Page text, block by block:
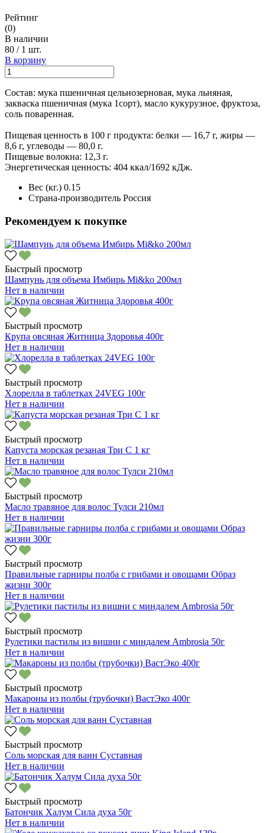
Рейтинг
(0)
В наличии
80 / 1 шт.
В корзину
Состав: мука пшеничная цельнозерновая, мука льняная,
закваска пшеничная (мука 1сорт), масло кукурузное, фруктоза,
соль поваренная.
Пищевая ценность в 100 г продукта: белки — 16,7 г, жиры —
8,6 г, углеводы — 80,0 г.
Пищевые волокна: 12,3 г.
Энергетическая ценность: 404 ккал/1692 кДж.
Вес (кг.) 0.15
Страна-производитель Россия
Рекомендуем к покупке
Быстрый просмотр
Шампунь для объема Имбирь Mi&ko 200мл
Нет в наличии
Быстрый просмотр
Крупа овсяная Житница Здоровья 400г
Нет в наличии
Быстрый просмотр
Хлорелла в таблетках 24VEG 100г
Нет в наличии
Быстрый просмотр
Капуста морская резаная Три С 1 кг
Нет в наличии
Быстрый просмотр
Масло травяное для волос Тулси 210мл
Нет в наличии
Быстрый просмотр
Правильные гарниры полба с грибами и овощами Образ
жизни 300г
Нет в наличии
Быстрый просмотр
Рулетики пастилы из вишни с миндалем Ambrosia 50г
Нет в наличии
Быстрый просмотр
Макароны из полбы (трубочки) ВастЭко 400г
Нет в наличии
Быстрый просмотр
Соль морская для ванн Суставная
Нет в наличии
Быстрый просмотр
Батончик Халум Сила духа 50г
Нет в наличии